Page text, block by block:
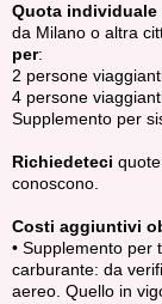
Quota individuale
da Milano o altra
per:
2 persone
4 persone
Supplemento per
Richiedeteci
conoscono.
Costi aggiuntivi
• Supplemento per
carburante: da
aereo. Quello in